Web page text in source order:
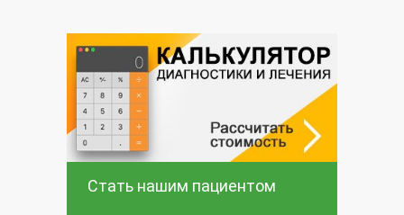
Стать нашим пациентом